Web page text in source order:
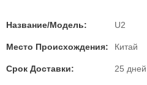
Название/Модель: U2
Место Происхождения: Китай
Срок Доставки: 25 дней